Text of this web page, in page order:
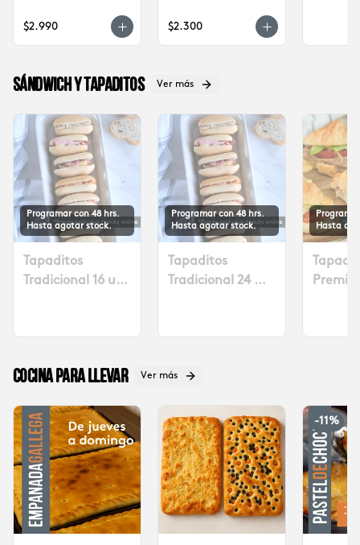
$2.990 $2.300
Sándwich y tapaditos Ver más
Programar con 48 hrs.
Hasta agotar stock.
Tapaditos
Tradicional 16 un.
Programar con 48 hrs.
Hasta agotar stock.
Tapaditos
Tradicional 24 un
Hasta
Cocina para llevar Ver más
-11%